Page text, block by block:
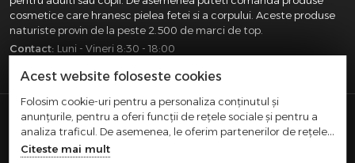
cosmetice care hranesc pielea fetei si a corpului. Aceste produse
naturiste provin de la peste 2.500 de marci de top.
Contact: Luni - Vineri 8:30 - 18:00
SAM DISTRIBUTION S.R.L.- Registrul Comertului:
J40/10004/2002, Cod fiscal: RO14935035, Adresa: Str.
Dimieni, nr. 7, Bucuresti, sector 5.
Acest website foloseste cookies
Folosim cookie-uri pentru a personaliza conținutul și
anunțurile, pentru a oferi funcții de rețele sociale și pentru a
analiza traficul. De asemenea, le oferim partenerilor de rețele
sociale, de publicitate și de analize informații cu privire la
Citeste mai mult